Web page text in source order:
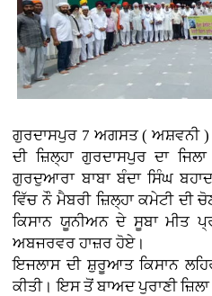
ਗੁਰਦਾਸਪੁਰ 7 ਅਗਸਤ ( ਅਸ਼ਵਨੀ )
ਦੀ ਜ਼ਿਲ੍ਹਾ ਗੁਰਦਾਸਪੁਰ ਦਾ
ਗੁਰਦੁਆਰਾ ਬਾਬਾ ਬੰਦਾ ਸਿੰਘ
ਵਿੱਚ ਨੌ ਮੈਬਰੀ ਜ਼ਿਲ੍ਹਾ ਕਮੇਟੀ ਦੀ
ਕਿਸਾਨ ਯੂਨੀਅਨ ਦੇ ਸੂਬਾ ਮੀਤ
ਅਬਜਰਵਰ ਹਾਜ਼ਰ ਹੋਏ।
ਇਜਲਾਸ ਦੀ ਸ਼ੁਰੂਆਤ ਕਿਸਾਨ
ਕੀਤੀ। ਇਸ ਤੋਂ ਬਾਅਦ ਪੁਰਾਣੀ